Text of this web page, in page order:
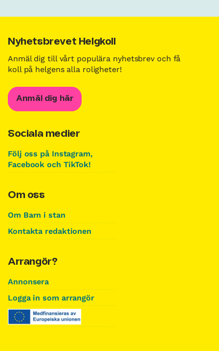
Nyhetsbrevet Helgkoll
Anmäl dig till vårt populära nyhetsbrev och få
koll på helgens alla roligheter!
Anmäl dig här
Sociala medier
Följ oss på Instagram,
Facebook och TikTok!
Om oss
Om Barn i stan
Kontakta redaktionen
Arrangör?
Annonsera
Logga in som arrangör